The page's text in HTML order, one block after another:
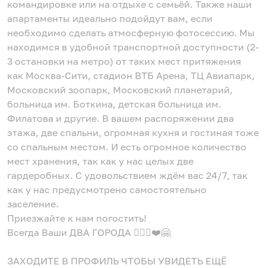
командировке или на отдыхе с семьёй. Также наши
апартаменты идеально подойдут вам, если
необходимо сделать атмосферную фотосессию. Мы
находимся в удобной транспортной доступности (2-
3 остановки на метро) от таких мест притяжения
как Москва-Сити, стадион ВТБ Арена, ТЦ Авиапарк,
Московский зоопарк, Московский планетарий,
больница им. Боткина, детская больница им.
Филатова и другие. В вашем распоряжении два
этажа, две спальни, огромная кухня и гостиная тоже
со спальным местом. И есть огромное количество
мест хранения, так как у нас целых две
гардеробных. С удовольствием ждём вас 24/7, так
как у нас предусмотрено самостоятельно
заселение.
Приезжайте к нам погостить!
Всегда Ваши ДВА ГОРОДА 🙋🏼‍♀️❤️🤗
ЗАХОДИТЕ В ПРОФИЛЬ ЧТОБЫ УВИДЕТЬ ЕЩЁ